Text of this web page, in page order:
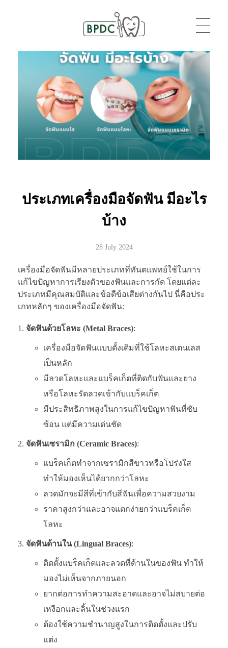
BPDC
แค่เว็บเวิร์ดเพรสเว็บหนึ่ง
ประเภทเครื่องมือจัดฟัน มีอะไร
บ้าง
28 July 2024
เครื่องมือจัดฟันมีหลายประเภทที่ทันตแพทย์ใช้ในการ
แก้ไขปัญหาการเรียงตัวของฟันและการกัด โดยแต่ละ
ประเภทมีคุณสมบัติและข้อดีข้อเสียต่างกันไป นี่คือประ
เภทหลักๆ ของเครื่องมือจัดฟัน:
จัดฟันด้วยโลหะ (Metal Braces):
เครื่องมือจัดฟันแบบดั้งเดิมที่ใช้โลหะสเตนเลส
เป็นหลัก
มีลวดโลหะและแบร็คเก็ตที่ติดกับฟันและยาง
หรือโลหะรัดลวดเข้ากับแบร็คเก็ต
มีประสิทธิภาพสูงในการแก้ไขปัญหาฟันที่ซับ
ซ้อน แต่มีความเด่นชัด
จัดฟันเซรามิก (Ceramic Braces):
แบร็คเก็ตทำจากเซรามิกสีขาวหรือโปร่งใส
ทำให้มองเห็นได้ยากกว่าโลหะ
ลวดมักจะมีสีที่เข้ากับสีฟันเพื่อความสวยงาม
ราคาสูงกว่าและอาจแตกง่ายกว่าแบร็คเก็ต
โลหะ
จัดฟันด้านใน (Lingual Braces):
ติดตั้งแบร็คเก็ตและลวดที่ด้านในของฟัน ทำให้
มองไม่เห็นจากภายนอก
ยากต่อการทำความสะอาดและอาจไม่สบายต่อ
เหงือกและลิ้นในช่วงแรก
ต้องใช้ความชำนาญสูงในการติดตั้งและปรับ
แต่ง